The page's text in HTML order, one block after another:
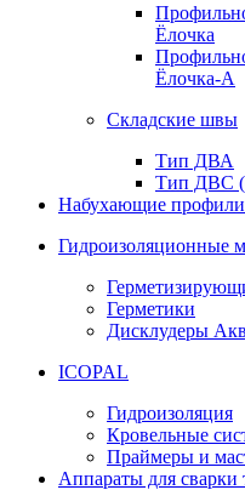
Ёлочка
Ёлочка-А
Складские швы
Тип ДВА
Тип ДВС
Набухающие
Гидроизоляционные
Герметики
Дисклудеры
ICOPAL
Гидроизоляция
Кровельные
Праймеры и
Аппараты для сварки